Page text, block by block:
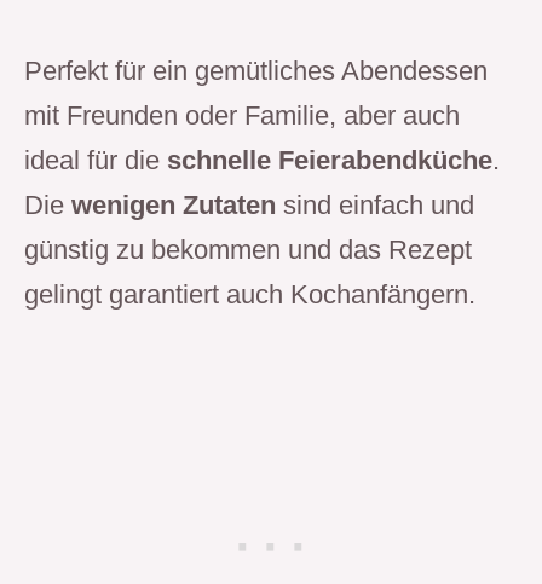
Perfekt für ein gemütliches Abendessen
mit Freunden oder Familie, aber auch
ideal für die schnelle Feierabendküche.
Die wenigen Zutaten sind einfach und
günstig zu bekommen und das Rezept
gelingt garantiert auch Kochanfängern.